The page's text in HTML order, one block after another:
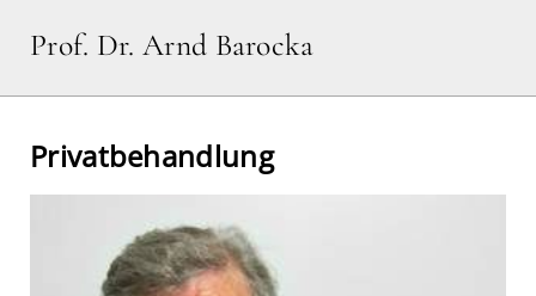
Prof. Dr. Arnd Barocka
Privatbehandlung